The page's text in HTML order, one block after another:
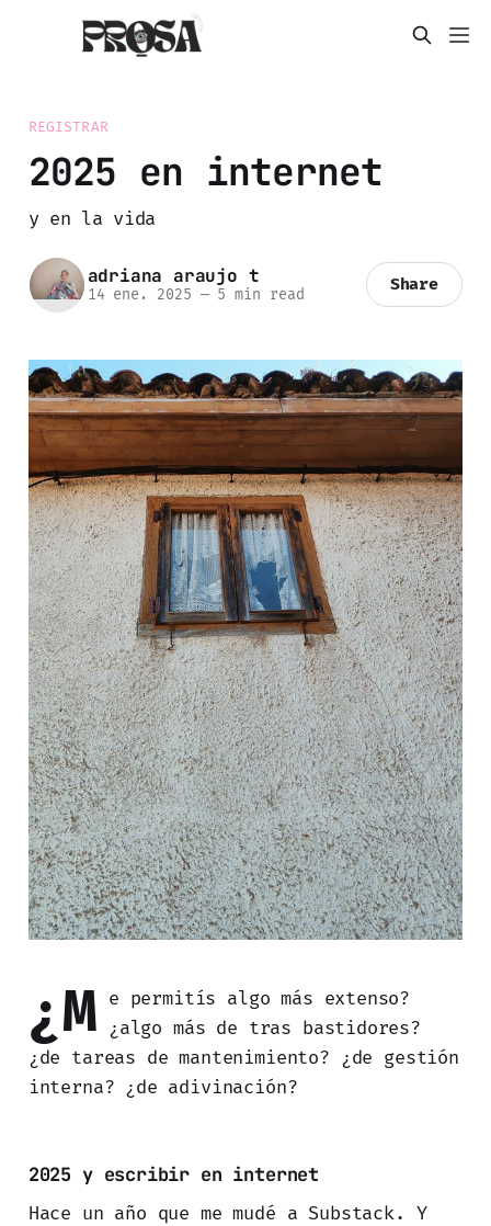
REGISTRAR
2025 en internet
y en la vida
adriana araujo t
14 ene. 2025 —5 min read
Share
¿M e permitís algo más extenso?
¿algo más de tras bastidores?
¿de tareas de mantenimiento? ¿de gestión
interna? ¿de adivinación?
2025 y escribir en internet
Hace un año que me mudé a Substack. Y